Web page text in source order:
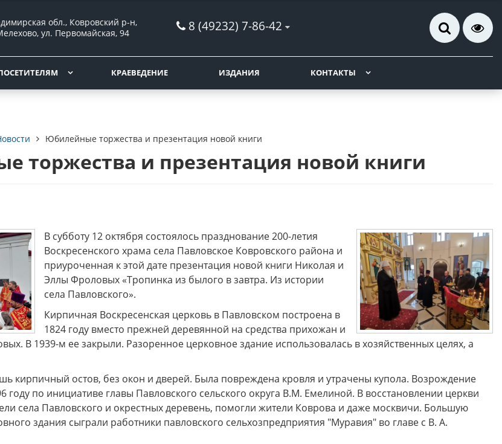
обл., Ковровский р-н,
ул. Первомайская, 94
8 (49232) 7-86-42
КРАЕВЕДЕНИЕ ИЗДАНИЯ КОНТАКТЫ
Юбилейные торжества и презентация новой книги
торжества и презентация новой книги
В субботу 12 октября состоялось празднование 200-летия
Воскресенского храма села Павловское Ковровского района и
приуроченная к этой дате презентация новой книги Николая и
Эллы Фроловых «Тропинка из былого в завтра. Из истории
села Павловского».
Кирпичная Воскресенская церковь в Павловском построена в
1824 году вместо прежней деревянной на средства прихожан и
В 1939-м ее закрыли. Разоренное церковное здание использовалась в хозяйственных целях, а
кирпичный остов, без окон и дверей. Была повреждена кровля и утрачены купола. Возрождение
году по инициативе главы Павловского сельского округа В.М. Емелиной. В восстановлении церкви
села Павловского и окрестных деревень, помогли жители Коврова и даже москвичи. Большую
здания сыграли работники павловского сельхозпредприятия "Муравия" во главе с В. А.